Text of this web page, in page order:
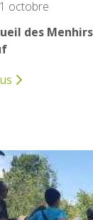
octobre
des